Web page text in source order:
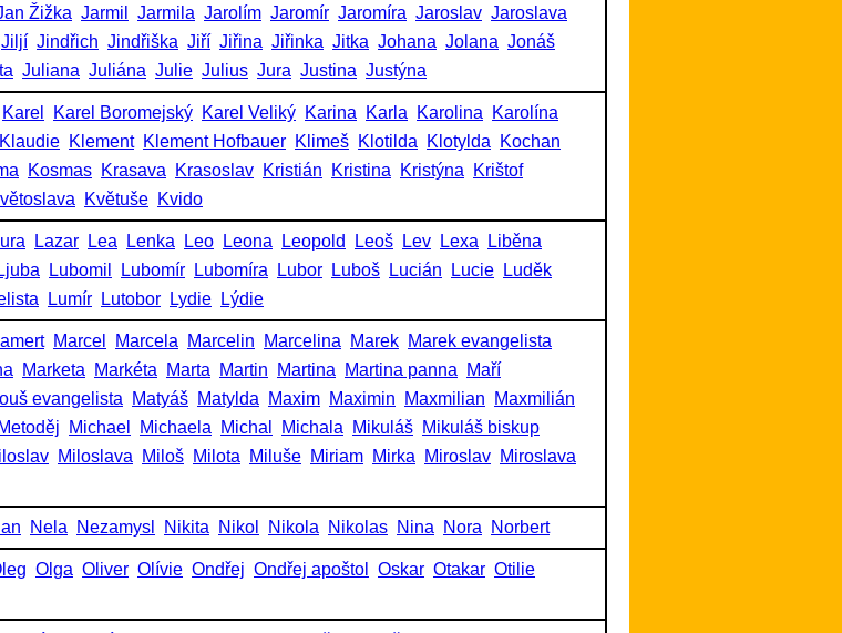
Žižka Jarmil Jarmila Jarolím Jaromír Jaromíra Jaroslav Jaroslava
Jiljí Jindřich Jindřiška Jiří Jiřina Jiřinka Jitka Johana Jolana Jonáš
Juliana Juliána Julie Julius Jura Justina Justýna
Karel Karel Boromejský Karel Veliký Karina Karla Karolina
Karolína
Klaudie Klement Klement Hofbauer Klimeš Klotilda Klotylda
Kochan
Kosmas Krasava Krasoslav Kristián Kristina Kristýna
Krištof
Květuše Kvido
Lazar Lea Lenka Leo Leona Leopold Leoš Lev Lexa
Liběna
Ljuba Lubomil Lubomír Lubomíra Lubor Luboš Lucián Lucie
Luděk
Lumír Lutobor Lydie Lýdie
Marcel Marcela Marcelin Marcelina Marek Marek evangelista
Marketa Markéta Marta Martin Martina Martina panna
Maří
evangelista Matyáš Matylda Maxim Maximin Maxmilian
Maxmilián
Metoděj Michael Michaela Michal Michala Mikuláš Mikuláš biskup
Miloslava Miloš Milota Miluše Miriam Mirka Miroslav Miroslava
Nela Nezamysl Nikita Nikol Nikola Nikolas Nina Nora Norbert
Olga Oliver Olívie Ondřej Ondřej apoštol Oskar Otakar Otilie